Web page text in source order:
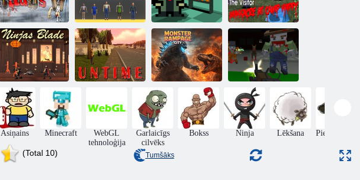
Pabarojiet mūs 5 Asiņains murgs Bibliotēka
Apmeklētājs:
Slaktiņš Camp
Happy
Nindzjas asmens
Monster
Rampage City
Pixel Gun
Apocalypse 6
Asiņains Minecraft
WebGL
tehnoloģija
Garlaicīgs
cilvēks
Bokss Ninja Lēkšana Piedzīvojumi
(Total 10) Tumšāks